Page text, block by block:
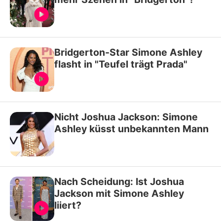
Bridgerton-Star Simone Ashley
flasht in "Teufel trägt Prada"
Nicht Joshua Jackson: Simone
Ashley küsst unbekannten Mann
Nach Scheidung: Ist Joshua
Jackson mit Simone Ashley
liiert?